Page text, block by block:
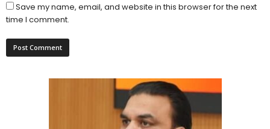
Save my name, email, and website in this browser for the next
time I comment.